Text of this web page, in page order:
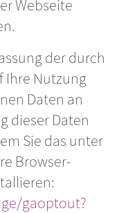
Webseite
der durch
Ihre Nutzung
Daten an
dieser Daten
Sie das unter
Browser-
gaoptout?